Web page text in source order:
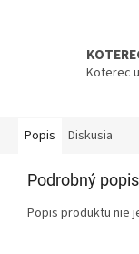
Koterec
Popis Diskusia
Podrobný popis
Popis produktu nie